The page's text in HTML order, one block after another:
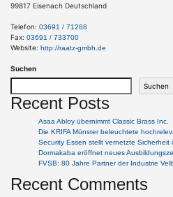
99817 Eisenach Deutschland
Telefon: 03691 / 71288
Fax: 03691 / 733700
Website: http://raatz-gmbh.de
Suchen
Suchen
Recent Posts
Asaa Abloy übernimmt Classic Brass Inc.
Die KRIFA Münster beleuchtete
Security Essen stellt vernetzte Sicherheit
Dormakaba eröffnet neues
FVSB: 80 Jahre Partner der Industrie
Recent Comments